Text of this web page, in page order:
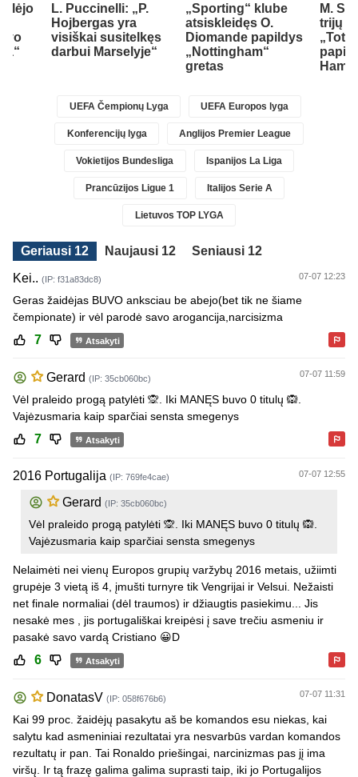
L. Puccinelli: „P.
Hojbergas yra
visiškai susitelkęs
darbui Marselyje“
„Sporting“ klube
atsiskleidęs O.
Diomande papildys
„Nottingham“
gretas
M.
trijų
UEFA Čempionų Lyga UEFA Europos lyga
Konferencijų lyga Anglijos Premier League
Vokietijos Bundesliga Ispanijos La Liga
Prancūzijos Ligue 1 Italijos Serie A
Lietuvos TOP LYGA
Geriausi 12 Naujausi 12
Seniausi 12
Kei.. (IP: f31a83dc8) 07-07 12:23
Geras žaidėjas BUVO anksciau be abejo(bet tik ne šiame
čempionate) ir vėl parodė savo arogancija,narcisizma
7 Atsakyti
Gerard (IP: 35cb060bc) 07-07 11:59
Vėl praleido progą patylėti 🙊. Iki MANĘS buvo 0 titulų 🙉.
Vajėzusmaria kaip sparčiai sensta smegenys
7 Atsakyti
2016 Portugalija (IP: 769fe4cae) 07-07 12:55
Gerard (IP: 35cb060bc)
Vėl praleido progą patylėti 🙊. Iki MANĘS buvo 0 titulų 🙉.
Vajėzusmaria kaip sparčiai sensta smegenys
Nelaimėti nei vienų Europos grupių varžybų 2016 metais, užiimti
grupėje 3 vietą iš 4, įmušti turnyre tik Vengrijai ir Velsui. Nežaisti
net finale normaliai (dėl traumos) ir džiaugtis pasiekimu... Jis
nesakė mes , jis portugališkai kreipėsi į save trečiu asmeniu ir
pasakė savo vardą Cristiano 😀D
6 Atsakyti
DonatasV (IP: 058f676b6) 07-07 11:31
Kai 99 proc. žaidėjų pasakytu aš be komandos esu niekas, kai
salytu kad asmeniniai rezultatai yra nesvarbūs vardan komandos
rezultatų ir pan. Tai Ronaldo priešingai, narcinizmas pas jį ima
viršų. Ir tą frazę galima galima suprasti taip, iki jo Portugalijos